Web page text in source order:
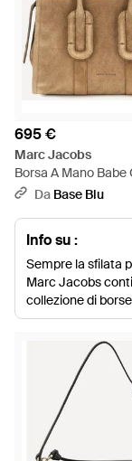
695 €
Marc Jacobs
Borsa A Mano Babe
Neutro
Da Base Blu
Info su :
Sempre la sfilata
Marc Jacobs
collezione di
rielaborata in
immediata nei
Chain Tracolla,
pochette